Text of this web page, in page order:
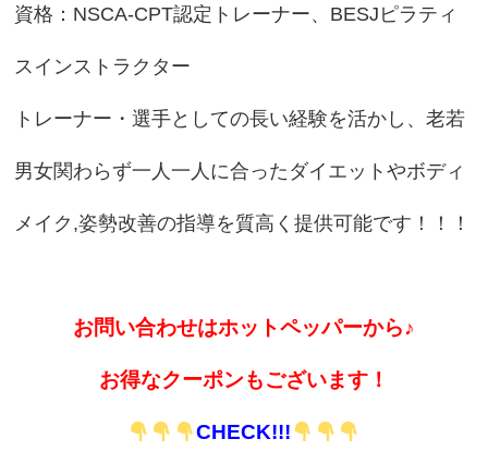
資格：NSCA-CPT認定トレーナー、BESJピラティ
スインストラクター
トレーナー・選手としての長い経験を活かし、老若
男女関わらず一人一人に合ったダイエットやボディ
メイク,姿勢改善の指導を質高く提供可能です！！！
お問い合わせはホットペッパーから♪
お得なクーポンもございます！
CHECK!!!